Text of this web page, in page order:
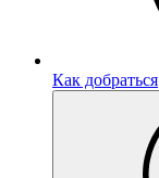
Как добраться